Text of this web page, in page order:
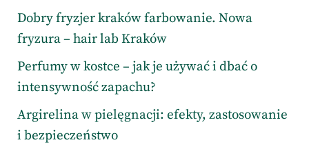
Dobry fryzjer kraków farbowanie. Nowa
fryzura – hair lab Kraków
Perfumy w kostce – jak je używać i dbać o
intensywność zapachu?
Argirelina w pielęgnacji: efekty, zastosowanie
i bezpieczeństwo